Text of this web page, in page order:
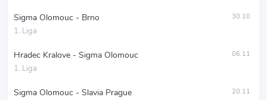
Sigma Olomouc - Brno
1. Liga
30.10
Hradec Kralove - Sigma Olomouc
1. Liga
06.11
Sigma Olomouc - Slavia Prague 20.11